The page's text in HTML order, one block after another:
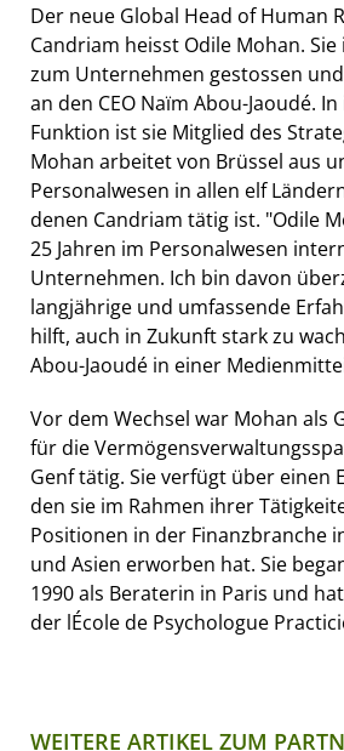
Der neue Global Head of Human
Candriam heisst Odile Mohan.
zum Unternehmen gestossen
an den CEO Naïm Abou-Jaoudé.
Funktion ist sie Mitglied des
Mohan arbeitet von Brüssel aus
Personalwesen in allen elf
denen Candriam tätig ist. "Odile
25 Jahren im Personalwesen
Unternehmen. Ich bin davon
langjährige und umfassende
hilft, auch in Zukunft stark zu
Abou-Jaoudé in einer
Vor dem Wechsel war Mohan als
für die
Genf tätig. Sie verfügt über einen
den sie im Rahmen ihrer
Positionen in der Finanzbranche
und Asien erworben hat. Sie
1990 als Beraterin in Paris und
der lÉcole de Psychologue
WEITERE ARTIKEL ZUM